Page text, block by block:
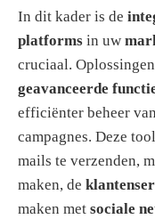
In dit kader is de
platforms in uw
cruciaal.
geavanceerde
efficiënter beheer
campagnes. Deze
mails te verzenden,
maken, de
maken met sociale